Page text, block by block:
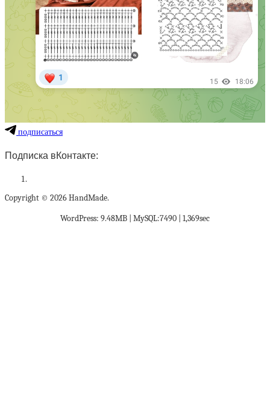
подписаться
Подписка вКонтакте:
Copyright © 2026 HandMade.
WordPress: 9.48MB | MySQL:7490 | 1,369sec